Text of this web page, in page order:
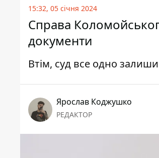
15:32, 05 січня 2024
Справа
документи
Втім, суд все одно
Ярослав Коджушко
РЕДАКТОР